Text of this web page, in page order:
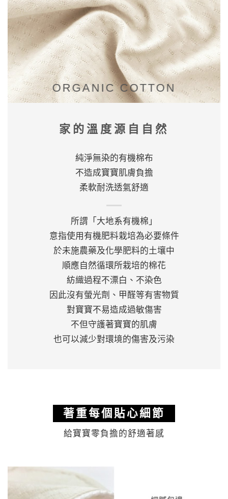
ORGANIC COTTON
家的溫度源自自然
純淨無染的有機棉布
不造成寶寶肌膚負擔
柔軟耐洗透氣舒適
所謂「大地系有機棉」
意指使用有機肥料栽培為必要條件
於未施農藥及化學肥料的土壤中
順應自然循環所栽培的棉花
紡織過程不漂白、不染色
因此沒有螢光劑、甲醛等有害物質
對寶寶不易造成過敏傷害
不但守護著寶寶的肌膚
也可以減少對環境的傷害及污染
著重每個貼心細節
給寶寶零負擔的舒適著感